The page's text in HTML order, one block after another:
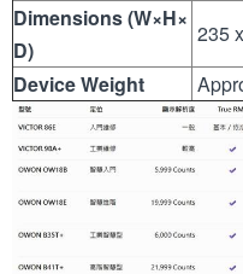
Dimensions (W×H×
D)
235
Device Weight